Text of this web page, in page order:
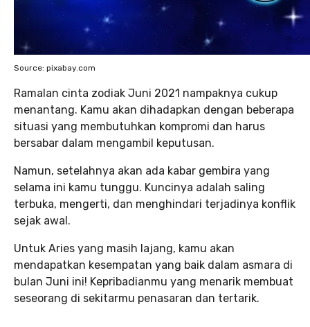
Source: pixabay.com
Ramalan cinta zodiak Juni 2021 nampaknya cukup
menantang. Kamu akan dihadapkan dengan beberapa
situasi yang membutuhkan kompromi dan harus
bersabar dalam mengambil keputusan.
Namun, setelahnya akan ada kabar gembira yang
selama ini kamu tunggu. Kuncinya adalah saling
terbuka, mengerti, dan menghindari terjadinya konflik
sejak awal.
Untuk Aries yang masih lajang, kamu akan
mendapatkan kesempatan yang baik dalam asmara di
bulan Juni ini! Kepribadianmu yang menarik membuat
seseorang di sekitarmu penasaran dan tertarik.